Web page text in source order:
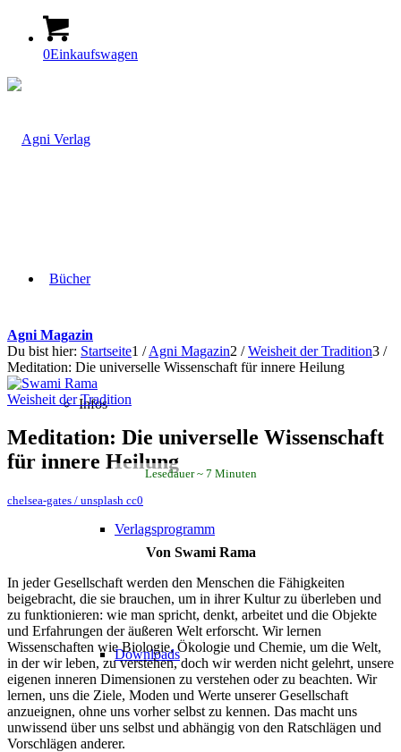
0Einkaufswagen
Bücher
Infos
Verlagsprogramm
Downloads
Agni Magazin
Du bist hier: Startseite1 / Agni Magazin2 / Weisheit der Tradition3 /
Meditation: Die universelle Wissenschaft für innere Heilung
Weisheit der Tradition
Meditation: Die universelle Wissenschaft
für innere Heilung
chelsea-gates / unsplash cc0
Lesedauer 7 Minuten
Von Swami Rama
In jeder Gesellschaft werden den Menschen die Fähigkeiten
beigebracht, die sie brauchen, um in ihrer Kultur zu überleben und
zu funktionieren: wie man spricht, denkt, arbeitet und die Objekte
und Erfahrungen der äußeren Welt erforscht. Wir lernen
Wissenschaften wie Biologie, Ökologie und Chemie, um die Welt,
in der wir leben, zu verstehen, doch wir werden nicht gelehrt, unsere
eigenen inneren Dimensionen zu verstehen oder zu beachten. Wir
lernen, uns die Ziele, Moden und Werte unserer Gesellschaft
anzueignen, ohne uns vorher selbst zu kennen. Das macht uns
unwissend über uns selbst und abhängig von den Ratschlägen und
Vorschlägen anderer.